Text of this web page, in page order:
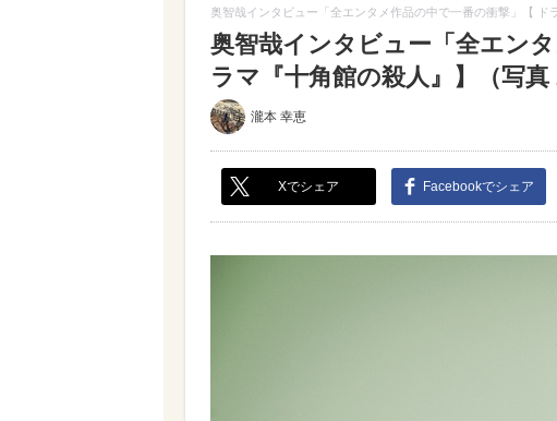
奥智哉インタビュー「全エンタメ作品の中で一番の衝撃」【 ド
奥智哉インタビュー「全エン
ラマ『十角館の殺人』】（写真
瀧本 幸恵
Xでシェア Facebookでシェア